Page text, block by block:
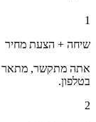
1
שיחה + הצעת מחיר
אתה מתקשר, מתאר
בטלפון.
2